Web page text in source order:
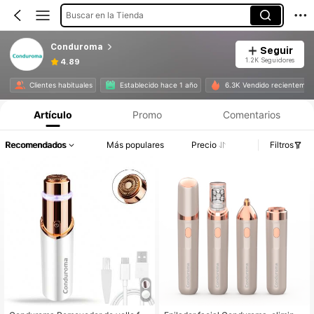
Buscar en la Tienda
Conduroma
4.89
Seguir
1.2K Seguidores
Clientes habituales Establecido hace 1 año 6.3K Vendido
Artículo Promo Comentarios
Recomendados Más populares Precio Filtros